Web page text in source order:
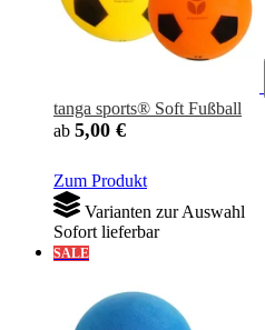
tanga sports® Soft Fußball
ab 5,00 €
Zum Produkt
Varianten zur Auswahl
Sofort lieferbar
SALE